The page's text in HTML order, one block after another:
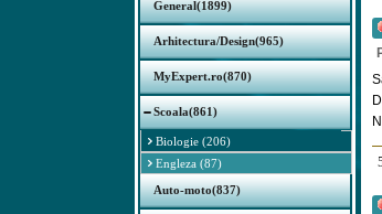
General(1899)
Arhitectura/Design(965)
MyExpert.ro(870)
Scoala(861)
Biologie (206)
Engleza (87)
Auto-moto(837)